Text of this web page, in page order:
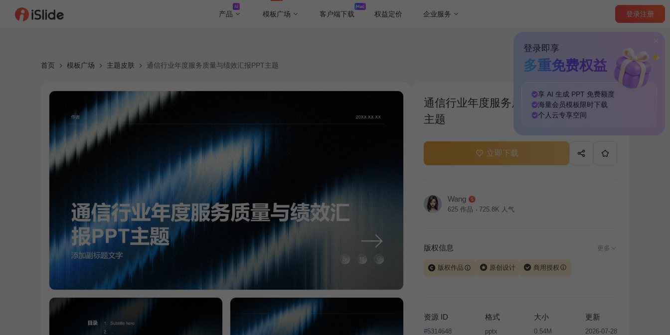
产品 模板广场 客户端下载 权益定价 企业服务 登录注册
登录即享
多重免费权益
享 AI 生成 PPT 免费额度
海量会员模板 限时下载
个人云专享空间
首页 模板广场 主题皮肤 通信行业年度服务质量与绩效汇报PPT主题
通信行业年度服务质量与绩效汇报PPT
主题
立即下载
Wang
625 作品 725.8K 人气
版权信息 更多
版权作品 原创设计 商用授权
让、出售或出租，未经投权许可任何人不得擅自转载和分发，否则
将接照我国著作权法的相关规定承担相应法律责任。
资源 ID
#5314648
格式
pptx
大小
0.54M
更新
2026-07-28